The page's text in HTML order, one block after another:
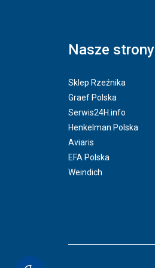
Nasze strony
Sklep Rzeźnika
Graef Polska
Serwis24H.info
Henkelman Polska
Aviaris
EFA Polska
Weindich